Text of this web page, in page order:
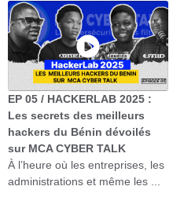
EP 05 / HACKERLAB 2025 :
Les secrets des meilleurs
hackers du Bénin dévoilés
sur MCA CYBER TALK
À l’heure où les entreprises, les
administrations et même les ...